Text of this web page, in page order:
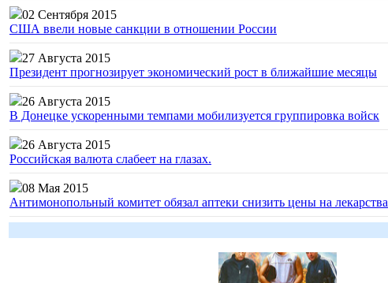
02 Сентября 2015
США ввели новые санкции в отношении России
27 Августа 2015
Президент прогнозирует экономический рост в ближайшие месяцы
26 Августа 2015
В Донецке ускоренными темпами мобилизуется группировка войск
26 Августа 2015
Российская валюта слабеет на глазах.
08 Мая 2015
Антимонопольный комитет обязал аптеки снизить цены на лекарства